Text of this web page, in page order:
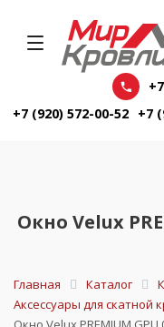
+7 (920) 572-00-52 +7
Окно Velux
Главная Каталог
Аксессуары для скатной